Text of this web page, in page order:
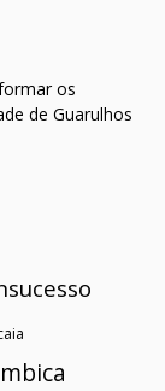
os
de Guarulhos